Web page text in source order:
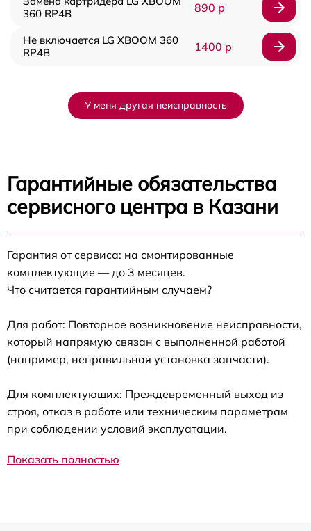
360 RP4B
890 р
Не включается LG XBOOM 360
RP4B
1400 р
У меня другая неисправность
Гарантийные обязательства
сервисного центра в Казани
Гарантия от сервиса: на смонтированные
комплектующие — до 3 месяцев.
Что считается гарантийным случаем?
Для работ: Повторное возникновение неисправности,
который напрямую связан с выполненной работой
(например, неправильная установка запчасти).
Для комплектующих: Преждевременный выход из
строя, отказ в работе или техническим параметрам
при соблюдении условий эксплуатации.
Показать полностью